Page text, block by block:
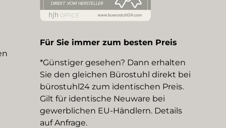
Für Sie immer zum besten Preis
*Günstiger gesehen? Dann erhalten
Sie den gleichen Bürostuhl direkt bei
bürostuhl24 zum identischen Preis.
Gilt für identische Neuware bei
gewerblichen EU-Händlern. Details
auf Anfrage.